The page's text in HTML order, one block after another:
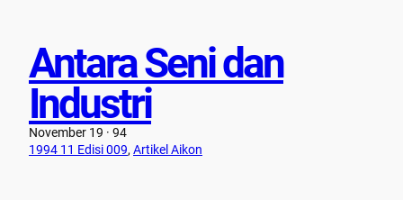
Antara Seni dan
Industri
November 19 · 94
1994 11 Edisi 009, Artikel Aikon